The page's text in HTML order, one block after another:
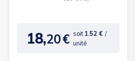
Prix
18,20€ soit 1.52 € /
unité